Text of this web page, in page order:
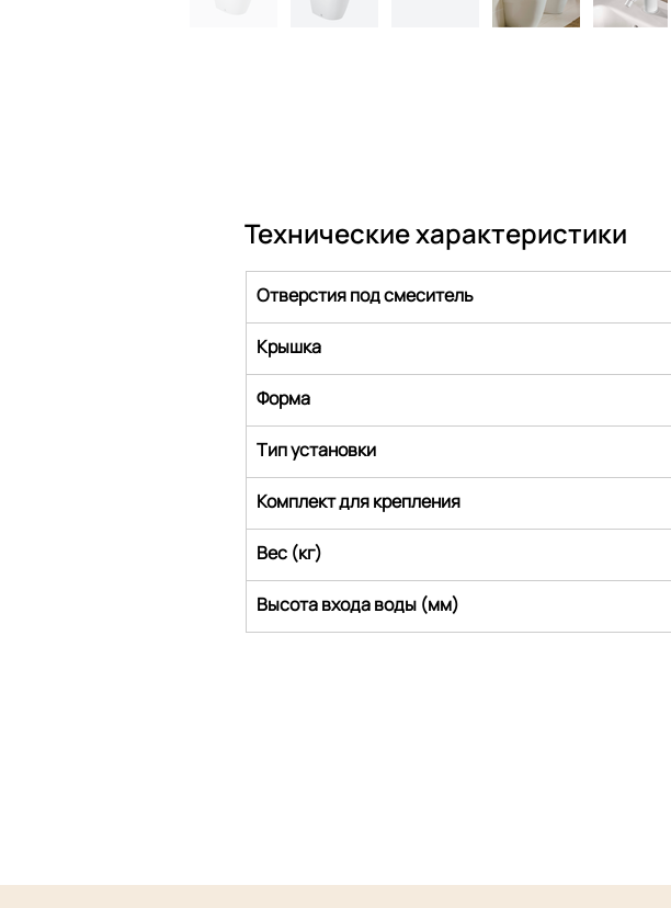
Технические характеристики
Отверстия под смеситель
Крышка
Форма
Тип установки
Комплект для крепления
Вес (кг)
Высота входа воды (мм)